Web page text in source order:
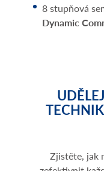
8 stupňová
Dynamic
Zjistěte, jak